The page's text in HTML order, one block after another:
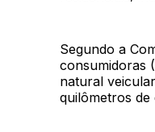
Segundo a
consumidoras
natural
quilômetros de